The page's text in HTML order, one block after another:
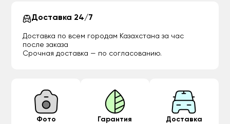
Доставка 24/7
Доставка по всем городам Казахстана за час
после заказа
Срочная доставка — по согласованию.
Фото
Гарантия
Доставка